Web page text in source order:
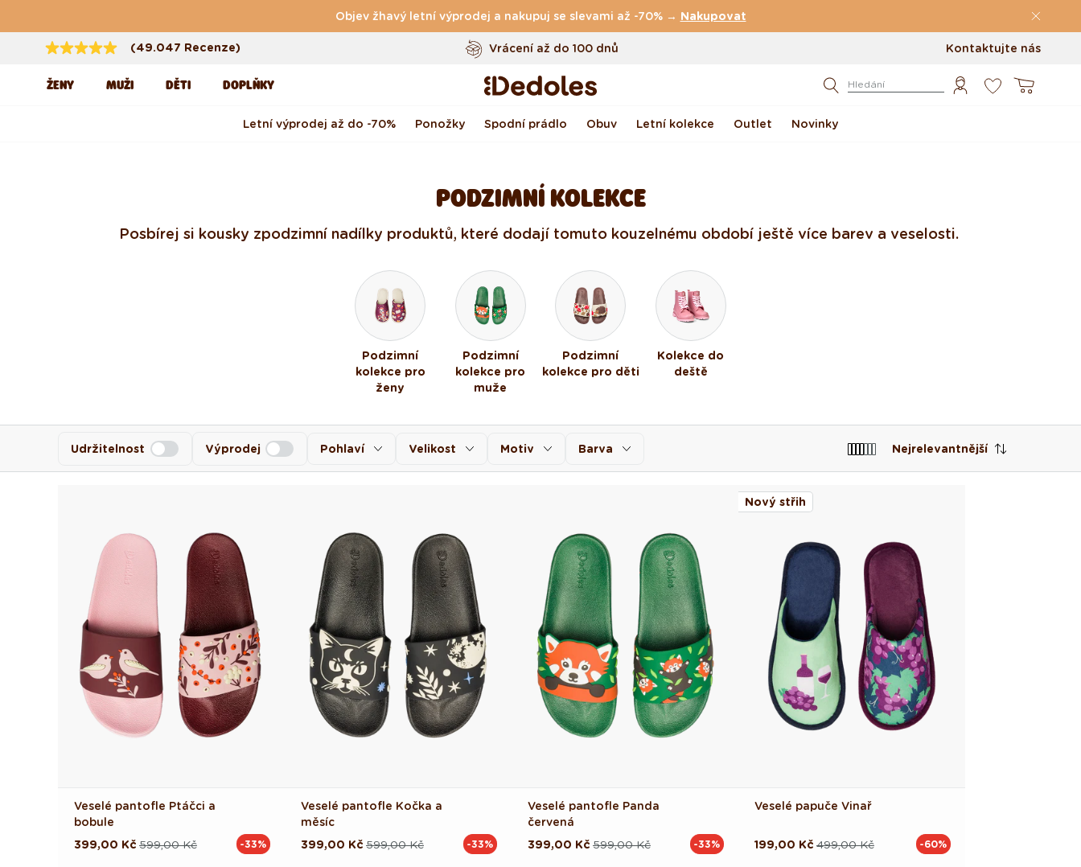
Objev žhavý letní výprodej a nakupuj se slevami až -70% → Nakupovat
(49.047 Recenze)
Vrácení až do 100 dnů
Originální design navržený u nás
Rychlé odeslání do <48 hod
Kontaktujte nás
ŽENY MUŽI DĚTI DOPLŇKY Hledání Košík
Letní výprodej až do -70% Ponožky Spodní prádlo Obuv Letní kolekce Outlet Novinky
PODZIMNÍ KOLEKCE
Posbírej si kousky z podzimní nadílky produktů, které dodají tomuto kouzelnému období ještě více barev a veselosti.
Podzimní
kolekce pro
ženy
Podzimní
kolekce pro
muže
Podzimní
kolekce pro děti
Kolekce do
deště
Pohlaví Velikost Motiv Barva
Udržitelnost Výprodej Nejrelevantnější
Veselé pantofle Ptáčci a
bobule
Běžná
599,00 Kč
Výprodejová
399,00 Kč -33%
Veselé pantofle Kočka a
měsíc
Běžná
599,00 Kč
Výprodejová
399,00 Kč -33%
Veselé pantofle Panda
červená
Běžná
599,00 Kč
Výprodejová
399,00 Kč -33%
Nový střih
Veselé papuče Vinař
Běžná
499,00 Kč
Výprodejová
199,00 Kč -60%